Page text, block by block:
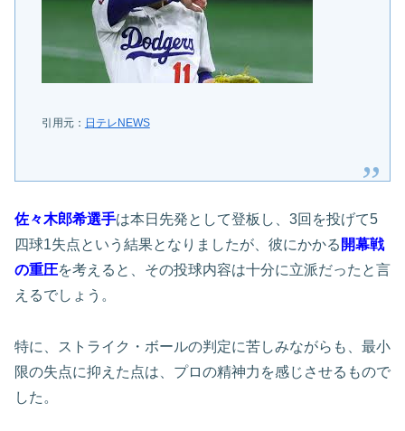
引用元： 日テレNEWS
佐々木郎希選手は本日先発として登板し、3回を投げて5
四球1失点という結果となりましたが、彼にかかる 開幕戦
の重圧を考えると、その投球内容は十分に立派だったと言
えるでしょう。
特に、ストライク・ボールの判定に苦しみながらも、最小
限の失点に抑えた点は、プロの精神力を感じさせるもので
した。